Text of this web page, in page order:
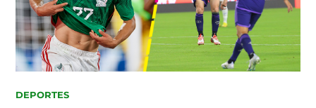
POSTED
DEPORTES